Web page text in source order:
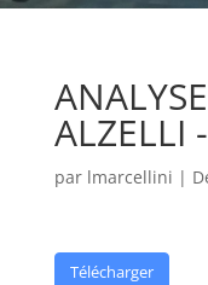
ALZELLI
par lmarcellini |
Télécharger